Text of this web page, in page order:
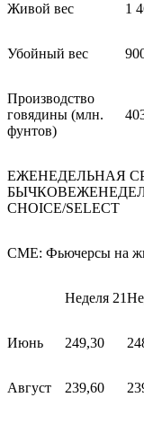
Живой вес 1
Убойный вес
Производство
говядины (млн.
фунтов)
ЕЖЕНЕДЕЛЬНАЯ
БЫЧКОВ
CHOICE/SELECT
СМЕ: Фьючерсы на
Неделя 21
Июнь 249,30
Август 239,60